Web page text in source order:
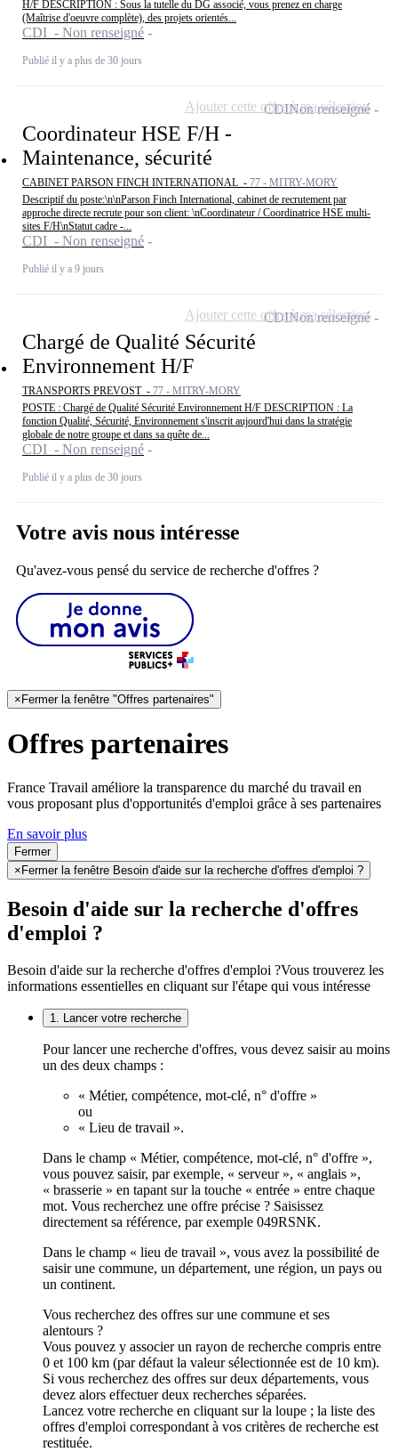
H/F DESCRIPTION : Sous la tutelle du DG associé, vous prenez en charge
(Maîtrise d'oeuvre complète), des projets orientés...
CDI - Non renseigné
Publié il y a plus de 30 jours
Coordinateur HSE F/H -
Maintenance, sécurité
CABINET PARSON FINCH INTERNATIONAL - 77 - MITRY-MORY
Descriptif du poste:\n\nParson Finch International, cabinet de recrutement par
approche directe recrute pour son client: \nCoordinateur / Coordinatrice HSE multi-
sites F/H\nStatut cadre -...
CDI - Non renseigné
Publié il y a 9 jours
CDINon renseigné
Ajouter cette offre à ma sélection
Chargé de Qualité Sécurité
Environnement H/F
TRANSPORTS PREVOST - 77 - MITRY-MORY
POSTE : Chargé de Qualité Sécurité Environnement H/F DESCRIPTION : La
fonction Qualité, Sécurité, Environnement s'inscrit aujourd'hui dans la stratégie
globale de notre groupe et dans sa quête de...
CDI - Non renseigné
Publié il y a plus de 30 jours
CDINon renseigné
Ajouter cette offre à ma sélection
Votre avis nous intéresse
Qu'avez-vous pensé du service de recherche d'offres ?
×Fermer la fenêtre "Offres partenaires"
Offres partenaires
France Travail améliore la transparence du marché du travail en
vous proposant plus d'opportunités d'emploi grâce à ses partenaires
En savoir plus
Fermer
×Fermer la fenêtre Besoin d'aide sur la recherche d'offres d'emploi ?
Besoin d'aide sur la recherche d'offres
d'emploi ?
Besoin d'aide sur la recherche d'offres d'emploi ?Vous trouverez les
informations essentielles en cliquant sur l'étape qui vous intéresse
1. Lancer votre recherche
Pour lancer une recherche d'offres, vous devez saisir au moins
un des deux champs :
« Métier, compétence, mot-clé, n° d'offre »
ou
« Lieu de travail ».
Dans le champ « Métier, compétence, mot-clé, n° d'offre »,
vous pouvez saisir, par exemple, « serveur », « anglais »,
« brasserie » en tapant sur la touche « entrée » entre chaque
mot. Vous recherchez une offre précise ? Saisissez
directement sa référence, par exemple 049RSNK.
Dans le champ « lieu de travail », vous avez la possibilité de
saisir une commune, un département, une région, un pays ou
un continent.
Vous recherchez des offres sur une commune et ses
alentours ?
Vous pouvez y associer un rayon de recherche compris entre
0 et 100 km (par défaut la valeur sélectionnée est de 10 km).
Si vous recherchez des offres sur deux départements, vous
devez alors effectuer deux recherches séparées.
Lancez votre recherche en cliquant sur la loupe ; la liste des
offres d'emploi correspondant à vos critères de recherche est
restituée.